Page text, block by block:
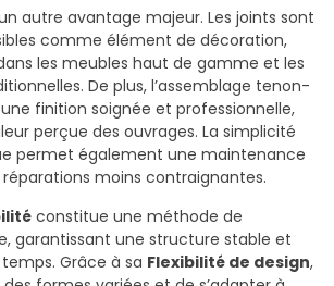
autre avantage majeur. Les joints sont
comme élément de décoration,
les meubles haut de gamme et les
De plus, l’assemblage tenon-
finition soignée et professionnelle,
perçue des ouvrages. La simplicité
permet également une maintenance
moins contraignantes.
constitue une méthode de
garantissant une structure stable et
Grâce à sa Flexibilité de design,